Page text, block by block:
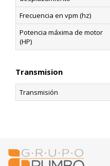
Frecuencia en vpm (hz)
Potencia máxima de motor
(HP)
Transmision
Transmisión